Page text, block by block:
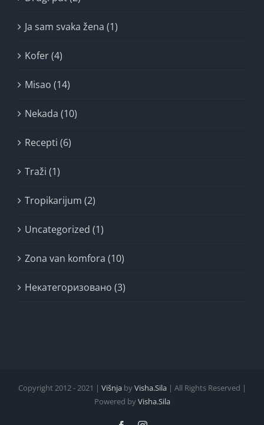
Ja sam svaka žena (1)
Kofer (4)
Misao (14)
Nekada (10)
Recepti (6)
Traži (1)
Tropikarijum (2)
Uncategorized (1)
Zona van komfora (10)
Некатегоризовано (3)
Copyright 2012 - 2021 | VišnjabyVisha.Sila| All Rights Reserved |
Powered byVisha.Sila